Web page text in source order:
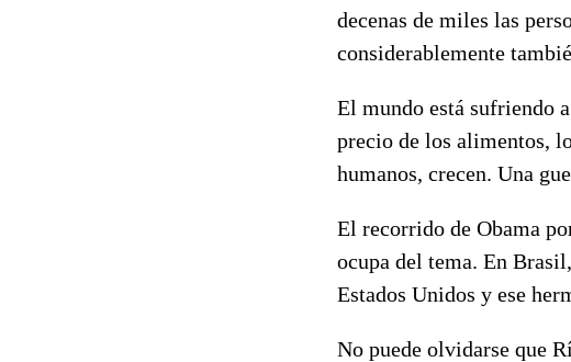
decenas de miles las
considerablemente
El mundo está sufriendo
precio de los alimentos,
humanos, crecen. Una
El recorrido de Obama
ocupa del tema. En
Estados Unidos y ese
No puede olvidarse que